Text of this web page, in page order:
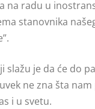
na radu u
stanovnika
slažu je da će do
ne zna šta
i u svetu.